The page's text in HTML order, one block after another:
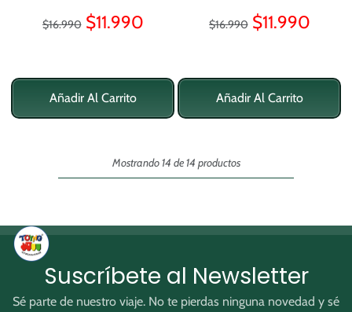
Precio regular
$16.990 Precio de oferta
$11.990
Añadir Al Carrito
Precio regular
$16.990 Precio de
$11.990
Añadir Al Carrito
Mostrando 14 de 14 productos
Suscríbete al Newsletter
Sé parte de nuestro viaje. No te pierdas ninguna novedad y sé